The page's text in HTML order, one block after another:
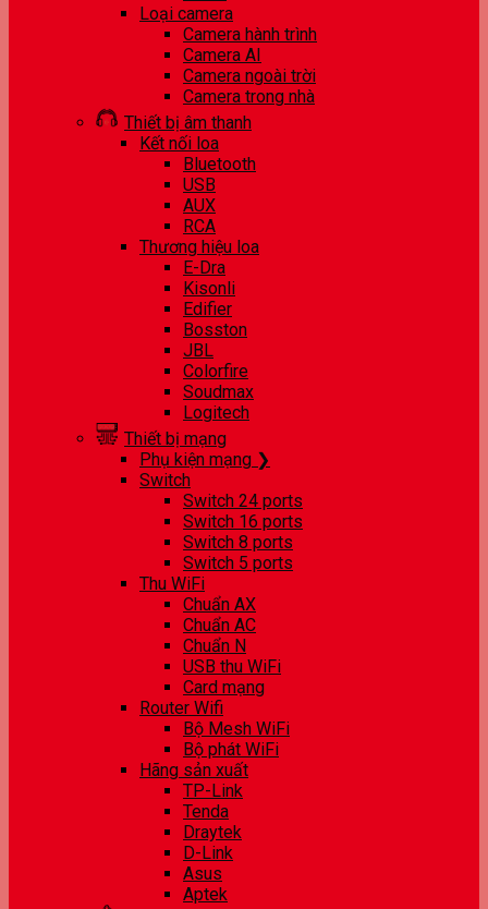
Loại camera
Camera hành trình
Camera AI
Camera ngoài trời
Camera trong nhà
Thiết bị âm thanh
Kết nối loa
Bluetooth
USB
AUX
RCA
Thương hiệu loa
E-Dra
Kisonli
Edifier
Bosston
JBL
Colorfire
Soudmax
Logitech
Thiết bị mạng
Phụ kiện mạng ❯
Switch
Switch 24 ports
Switch 16 ports
Switch 8 ports
Switch 5 ports
Thu WiFi
Chuẩn AX
Chuẩn AC
Chuẩn N
USB thu WiFi
Card mạng
Router Wifi
Bộ Mesh WiFi
Bộ phát WiFi
Hãng sản xuất
TP-Link
Tenda
Draytek
D-Link
Asus
Aptek